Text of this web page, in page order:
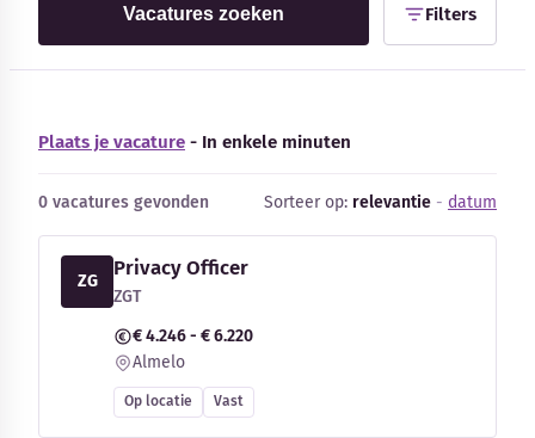
Vacatures zoeken Filters
Plaats je vacature - In enkele minuten
0 vacatures gevonden Sorteer op: relevantie - datum
ZG
Privacy Officer
ZGT
€ 4.246 - € 6.220
Almelo
Op locatie Vast